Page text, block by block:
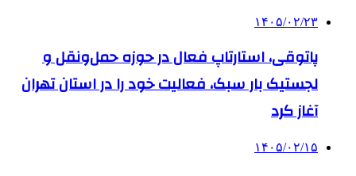
۱۴۰۵/۰۲/۲۳
پاتوقی، استارتاپ فعال در حوزه حمل‌ونقل و
لجستیک بار سبک، فعالیت خود را در استان تهران
آغاز کرد
۱۴۰۵/۰۲/۱۵